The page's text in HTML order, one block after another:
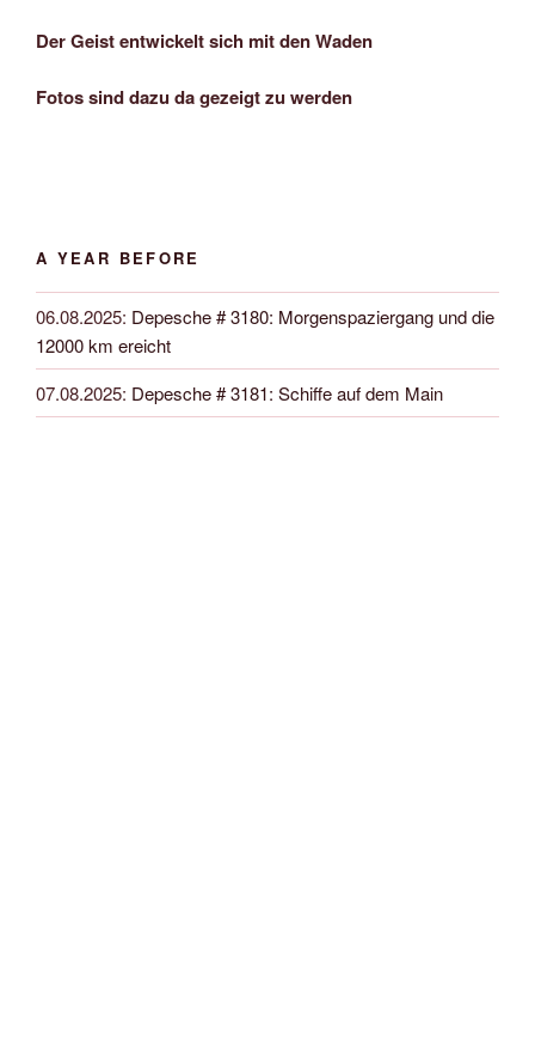
Der Geist entwickelt sich mit den Waden
Fotos sind dazu da gezeigt zu werden
A YEAR BEFORE
06.08.2025: Depesche # 3180: Morgenspaziergang und die
12000 km ereicht
07.08.2025: Depesche # 3181: Schiffe auf dem Main